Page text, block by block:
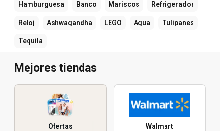
Hamburguesa Banco Mariscos Refrigerador
Reloj Ashwagandha LEGO Agua Tulipanes
Tequila
Mejores tiendas
Ofertas Walmart